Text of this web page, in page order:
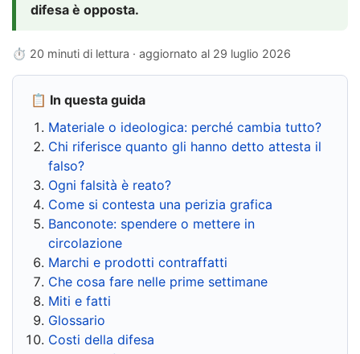
difesa è opposta.
⏱ 20 minuti di lettura · aggiornato al 29 luglio 2026
📋 In questa guida
Materiale o ideologica: perché cambia tutto?
Chi riferisce quanto gli hanno detto attesta il
falso?
Ogni falsità è reato?
Come si contesta una perizia grafica
Banconote: spendere o mettere in
circolazione
Marchi e prodotti contraffatti
Che cosa fare nelle prime settimane
Miti e fatti
Glossario
Costi della difesa